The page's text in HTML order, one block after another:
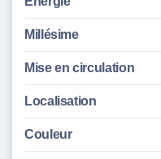
Millésime
Mise en circulation
Localisation
Couleur